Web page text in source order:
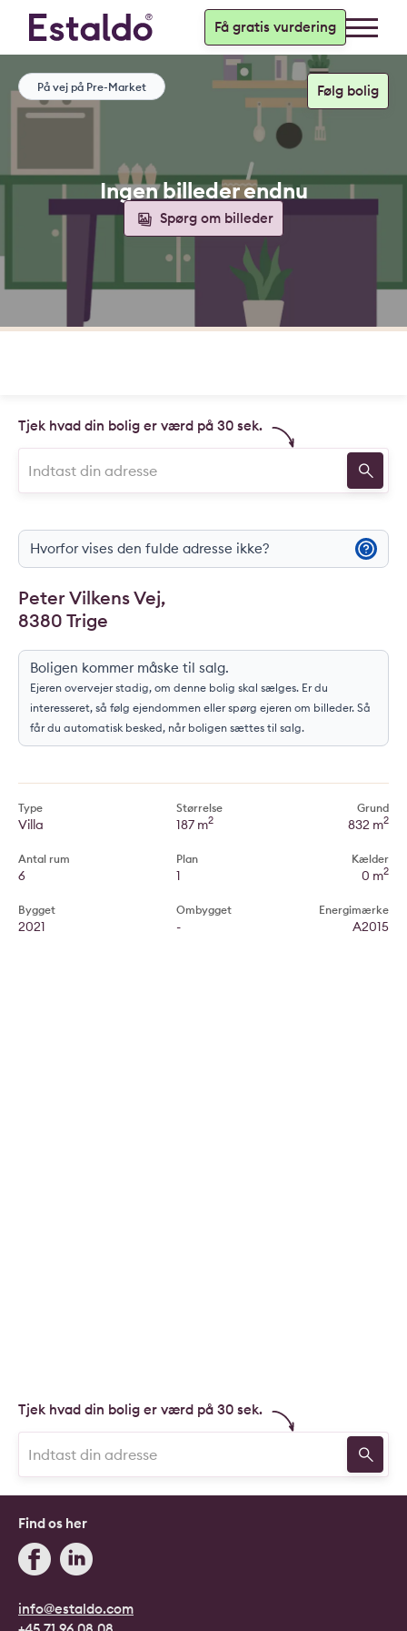
Få gratis vurdering
Ingen billeder endnu
Spørg om billeder
På vej på Pre-Market
Tjek hvad din bolig er værd på 30 sek.
Hvorfor vises den fulde adresse ikke?
Peter Vilkens Vej,
8380 Trige
Boligen kommer måske til salg.
Ejeren overvejer stadig, om denne bolig skal sælges. Er du
interesseret, så følg ejendommen eller spørg ejeren om billeder. Så
får du automatisk besked, når boligen sættes til salg.
Type
Villa
Antal rum
6
Bygget
2021
Størrelse
187 m2
Plan
1
Ombygget
-
Grund
832 m2
Kælder
0 m2
Energimærke
A2015
Tjek hvad din bolig er værd på 30 sek.
info@estaldo.com
Find os her